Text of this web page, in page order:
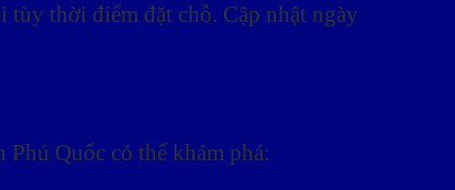
tùy thời điểm đặt chỗ. Cập nhật ngày
Phú Quốc có thể khám phá: